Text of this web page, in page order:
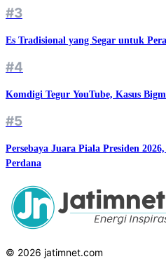
#3
Es Tradisional yang Segar untuk
#4
Komdigi Tegur YouTube, Kasus
#5
Persebaya Juara Piala Presiden
Perdana
© 2026 jatimnet.com